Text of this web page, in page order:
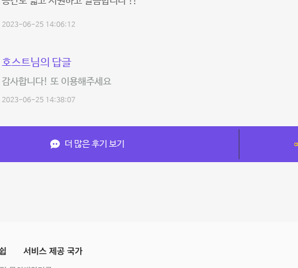
2023-06-25 14:06:12
호스트님의 답글
감사합니다! 또 이용해주세요
2023-06-25 14:38:07
더 많은 후기 보기
서비스 제공 국가